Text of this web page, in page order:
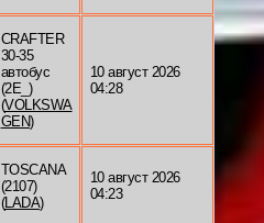
CRAFTER
30-35
автобус
(2E_)
(VOLKSWA
GEN)
10 август 2026
04:28
TOSCANA
(2107)
(LADA)
10 август 2026
04:23